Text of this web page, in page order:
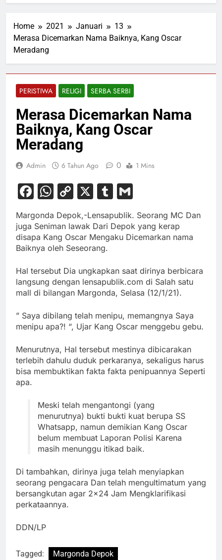
Home 2021 Januari
13
Merasa Dicemarkan Nama Baiknya, Kang Oscar
Meradang
PERISTIWA RELIGI SERBA SERBI
Merasa Dicemarkan Nama
Baiknya, Kang Oscar
Meradang
Admin 6 Tahun Ago 0 1 Mins
Facebook
WhatsApp
Copy
Link
X Tumblr
Margonda Depok,-Lensapublik. Seorang MC Dan
juga Seniman lawak Dari Depok yang kerap
disapa Kang Oscar Mengaku Dicemarkan nama
Baiknya oleh Seseorang.
Hal tersebut Dia ungkapkan saat dirinya berbicara
langsung dengan lensapublik.com di Salah satu
mall di bilangan Margonda, Selasa (12/1/21).
” Saya dibilang telah menipu, memangnya Saya
menipu apa?! “, Ujar Kang Oscar menggebu gebu.
Menurutnya, Hal tersebut mestinya dibicarakan
terlebih dahulu duduk perkaranya, sekaligus harus
bisa membuktikan fakta fakta penipuannya Seperti
apa.
Meski telah mengantongi (yang
menurutnya) bukti bukti kuat berupa SS
Whatsapp, namun demikian Kang Oscar
belum membuat Laporan Polisi Karena
masih menunggu itikad baik.
Di tambahkan, dirinya juga telah menyiapkan
seorang pengacara Dan telah mengultimatum yang
bersangkutan agar 2×24 Jam Mengklarifikasi
perkataannya.
DDN/LP
Tagged: Margonda Depok